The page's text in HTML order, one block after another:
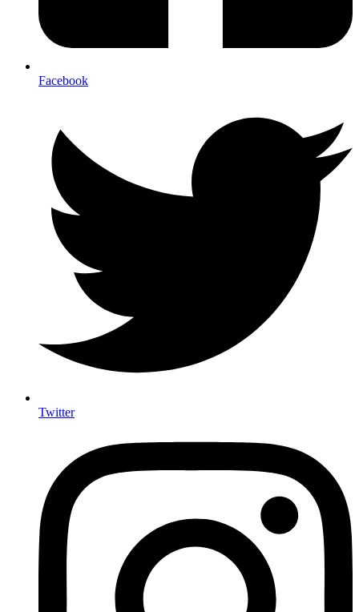
Facebook
Twitter